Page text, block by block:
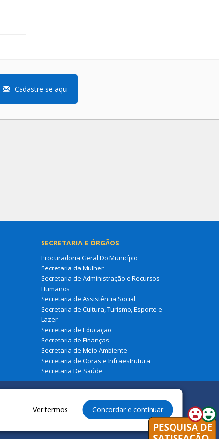
Cadastre-se aqui
SECRETARIA E ÓRGÃOS
Procuradoria Geral Do Município
Secretaria da Mulher
Secretaria de Administração e Recursos
Humanos
Secretaria de Assistência Social
Secretaria de Cultura, Turismo, Esporte e
Lazer
Secretaria de Educação
Secretaria de Finanças
Secretaria de Meio Ambiente
Secretaria de Obras e Infraestrutura
Secretaria De Saúde
à Prefeitura Municipal de Graça Aranha
Ver termos Concordar e continuar